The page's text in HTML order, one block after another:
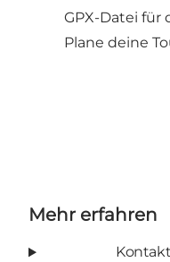
GPX-Datei für
Plane deine
Mehr erfahren